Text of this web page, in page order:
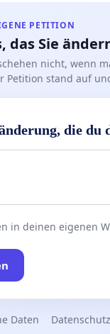
PETITION
das Sie
nicht, wenn
Petition stand auf
die du
in deinen eigenen
Daten